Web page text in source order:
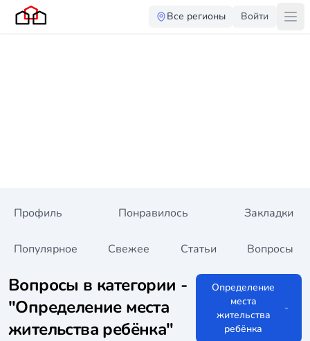
Все регионы Войти
Профиль Понравилось Закладки
Популярное Свежее Статьи Вопросы
Вопросы в категории -
"Определение места
жительства ребёнка"
Определение
места
жительства
ребёнка